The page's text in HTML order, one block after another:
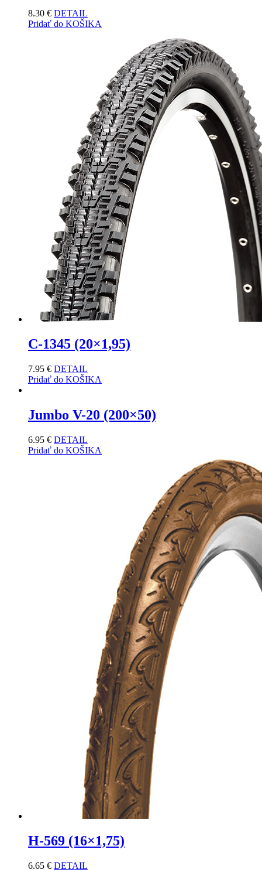
8.30 € DETAIL
Pridať do KOŠIKA
C-1345 (20×1,95)
7.95 € DETAIL
Pridať do KOŠIKA
Jumbo V-20 (200×50)
6.95 € DETAIL
Pridať do KOŠIKA
H-569 (16×1,75)
6.65 € DETAIL